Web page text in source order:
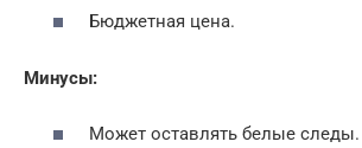
Бюджетная цена.
Минусы:
Может оставлять белые следы.